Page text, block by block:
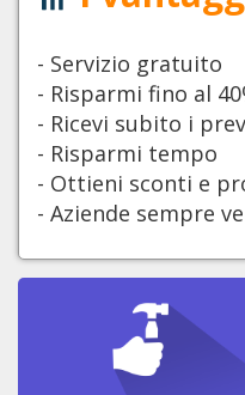
- Servizio gratuito
- Risparmi fino al
- Ricevi subito i
- Risparmi tempo
- Ottieni sconti e
- Aziende sempre